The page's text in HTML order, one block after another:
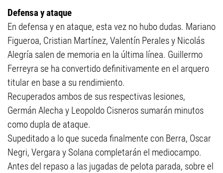
Defensa y ataque
En defensa y en ataque, esta vez no hubo dudas. Mariano
Figueroa, Cristian Martínez, Valentín Perales y Nicolás
Alegría salen de memoria en la última línea. Guillermo
Ferreyra se ha convertido definitivamente en el arquero
titular en base a su rendimiento.
Recuperados ambos de sus respectivas lesiones,
Germán Alecha y Leopoldo Cisneros sumarán minutos
como dupla de ataque.
Supeditado a lo que suceda finalmente con Berra, Oscar
Negri, Vergara y Solana completarán el mediocampo.
Antes del repaso a las jugadas de pelota parada, sobre el